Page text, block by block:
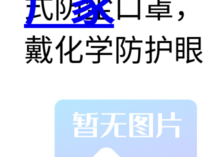
式防尘口罩，
戴化学防护眼
镜，穿防酸碱
工作服，戴橡